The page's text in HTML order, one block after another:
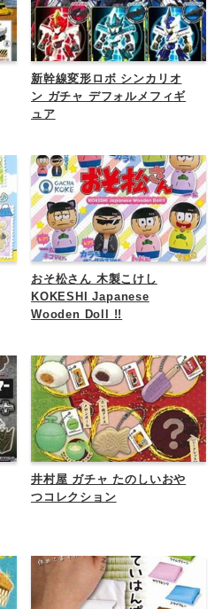
新幹線変形ロボ シンカリオ
ン ガチャ デフォルメフィギ
ュア
おそ松さん 木製こけし
KOKESHI Japanese
Wooden Doll !!
井村屋 ガチャ たのしいおや
つコレクション